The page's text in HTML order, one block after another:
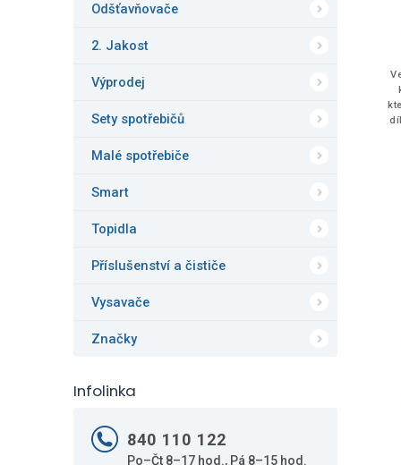
Odšťavňovače
2. Jakost
Výprodej
Sety spotřebičů
Malé spotřebiče
Smart
Topidla
Příslušenství a čističe
Vysavače
Značky
Infolinka
840 110 122
Po–Čt 8–17 hod., Pá 8–15 hod.